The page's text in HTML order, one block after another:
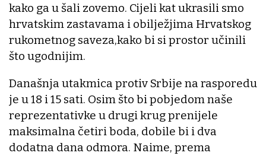
kako ga u šali zovemo. Cijeli kat ukrasili smo
hrvatskim zastavama i obilježjima Hrvatskog
rukometnog saveza,kako bi si prostor učinili
što ugodnijim.
Današnja utakmica protiv Srbije na rasporedu
je u 18 i 15 sati. Osim što bi pobjedom naše
reprezentativke u drugi krug prenijele
maksimalna četiri boda, dobile bi i dva
dodatna dana odmora. Naime, prema